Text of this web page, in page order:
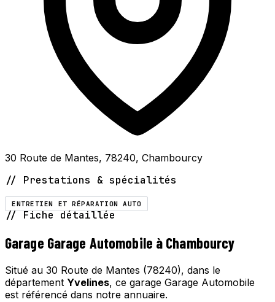
30 Route de Mantes, 78240, Chambourcy
// Prestations & spécialités
ENTRETIEN ET RÉPARATION AUTO
// Fiche détaillée
Garage Garage Automobile à Chambourcy
Situé au 30 Route de Mantes (78240), dans le
département Yvelines, ce garage Garage Automobile
est référencé dans notre annuaire.